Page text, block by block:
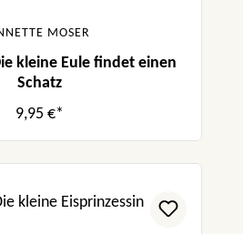
MOSER
kleine Eule findet einen
Schatz
9,95 €*